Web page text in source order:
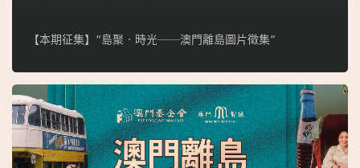
【本期征集】“島聚‧時光──澳門離島圖片徵集”